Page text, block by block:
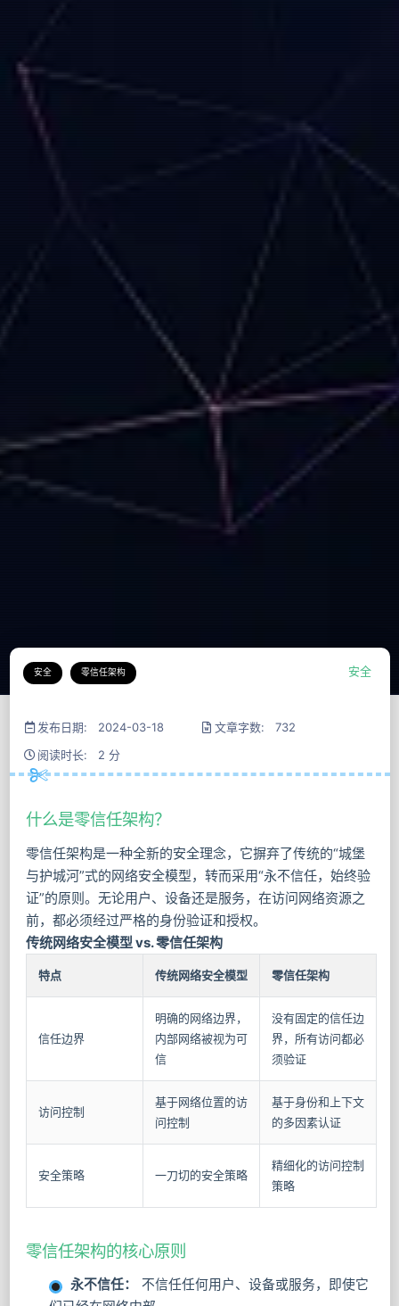
安全 零信任架构 安全
发布日期: 2024-03-18
文章字数: 732
阅读时长: 2 分
什么是零信任架构？
零信任架构是一种全新的安全理念，它摒弃了传统的“城堡
与护城河”式的网络安全模型，转而采用“永不信任，始终验
证”的原则。无论用户、设备还是服务，在访问网络资源之
前，都必须经过严格的身份验证和授权。
传统网络安全模型 vs. 零信任架构
特点 传统网络安全模型 零信任架构
信任边界
明确的网络边界，
内部网络被视为可
信
没有固定的信任边
界，所有访问都必
须验证
访问控制
基于网络位置的访
问控制
基于身份和上下文
的多因素认证
安全策略 一刀切的安全策略
精细化的访问控制
策略
零信任架构的核心原则
永不信任：
不信任任何用户、设备或服务，即使它